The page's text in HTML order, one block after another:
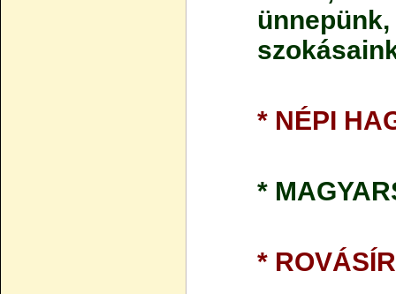
* NÉPI
*
*